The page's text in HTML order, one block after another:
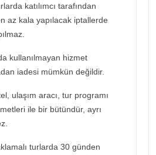
katılımcı tarafından
az kala yapılacak iptallerde
kullanılmayan hizmet
iadesi mümkün değildir.
ulaşım aracı, tur programı
ile bir bütündür, ayrı
turlarda 30 günden